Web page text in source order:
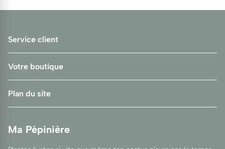
Service client
Votre boutique
Plan du site
Ma Pépinière